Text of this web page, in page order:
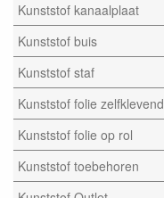
Kunststof kanaalplaat
Kunststof buis
Kunststof staf
Kunststof folie zelfklevend
Kunststof folie op rol
Kunststof toebehoren